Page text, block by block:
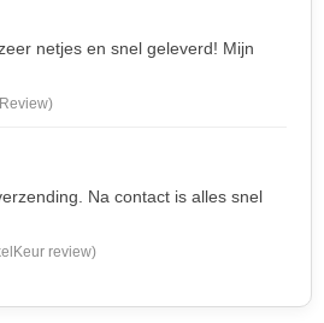
netjes en snel geleverd! Mijn
Na contact is alles snel
review)